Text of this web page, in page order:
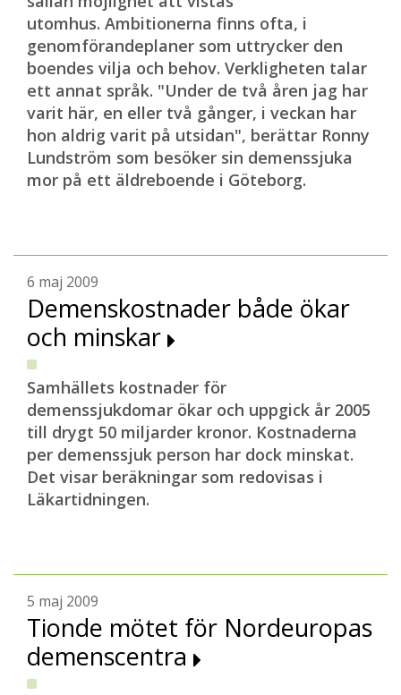
utomhus. Ambitionerna finns ofta, i
genomförandeplaner som uttrycker den
boendes vilja och behov. Verkligheten talar
ett annat språk. "Under de två åren jag har
varit här, en eller två gånger, i veckan har
hon aldrig varit på utsidan", berättar Ronny
Lundström som besöker sin demenssjuka
mor på ett äldreboende i Göteborg.
6 maj 2009
Demenskostnader både ökar
och minskar
Samhällets kostnader för
demenssjukdomar ökar och uppgick år 2005
till drygt 50 miljarder kronor. Kostnaderna
per demenssjuk person har dock minskat.
Det visar beräkningar som redovisas i
Läkartidningen.
5 maj 2009
Tionde mötet för Nordeuropas
demenscentra